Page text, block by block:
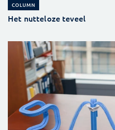
COLUMN
Het nutteloze teveel